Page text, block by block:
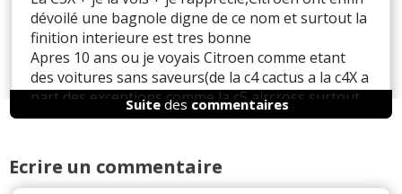
dévoilé une bagnole digne de ce nom et surtout la
finition interieure est tres bonne
Apres 10 ans ou je voyais Citroen comme etant
des voitures sans saveurs(de la c4 cactus a la c4X a
part des exceptions comme la c5 aircross,surtout
en noire)
reussi,des phares avant jusqu’a l’arriere! Enfin 😍
Suitedes commentaires
Ecrire un commentaire